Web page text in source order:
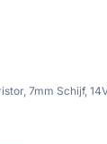
7mm Schijf,